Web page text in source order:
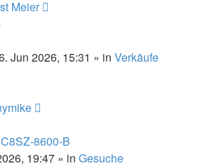
Meier
Jun 2026, 15:31 » in Verkäufe
8600-B
19:47 » in Gesuche